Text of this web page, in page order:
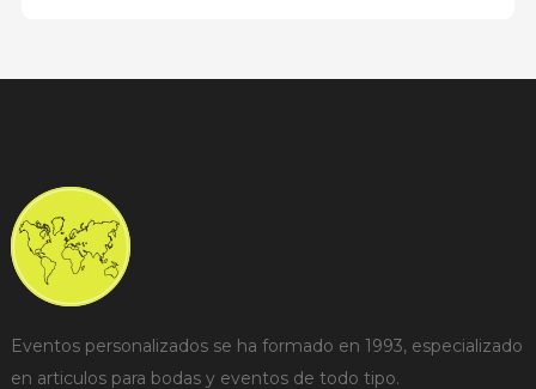
Eventos personalizados se ha formado en 1993, especializado
en articulos para bodas y eventos de todo tipo.